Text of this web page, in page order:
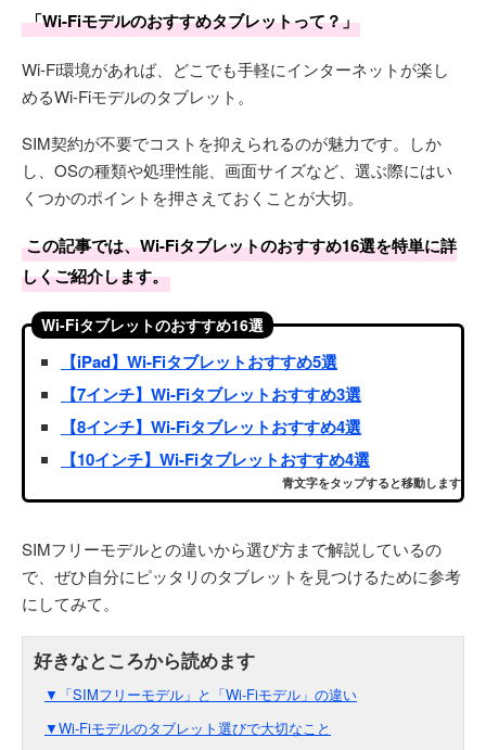
「Wi-Fiモデルのおすすめタブレットって？」
Wi-Fi環境があれば、どこでも手軽にインターネットが楽し
めるWi-Fiモデルのタブレット。
SIM契約が不要でコストを抑えられるのが魅力です。しか
し、OSの種類や処理性能、画面サイズなど、選ぶ際にはい
くつかのポイントを押さえておくことが大切。
この記事では、Wi-Fiタブレットのおすすめ16選を特単に詳
しくご紹介します。
Wi-Fiタブレットのおすすめ16選
【iPad】Wi-Fiタブレットおすすめ5選
【7インチ】Wi-Fiタブレットおすすめ3選
【8インチ】Wi-Fiタブレットおすすめ4選
【10インチ】Wi-Fiタブレットおすすめ4選
青文字をタップすると移動します
SIMフリーモデルとの違いから選び方まで解説しているの
で、ぜひ自分にピッタリのタブレットを見つけるために参考
にしてみて。
▼「SIMフリーモデル」と「Wi-Fiモデル」の違い
▼Wi-Fiモデルのタブレット選びで大切なこと